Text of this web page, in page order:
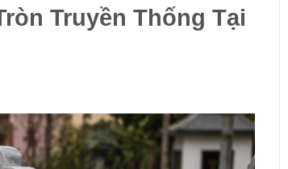
Truyền Thống Tại